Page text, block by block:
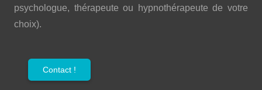
psychologue, thérapeute ou hypnothérapeute de votre
choix).
Contact !